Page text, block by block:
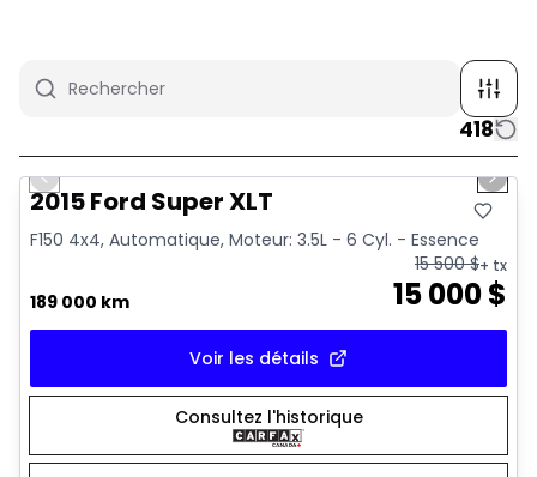
418
1/10
Previous slide Next
2015 Ford Super XLT
F150 4x4, Automatique, Moteur: 3.5L - 6 Cyl. - Essence
189 000 km 15 000$
15 500$+ tx
Voir les détails
Consultez l'historique